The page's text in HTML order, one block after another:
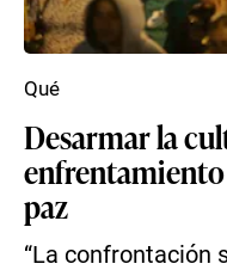
Desarmar la
enfrentamiento
paz
“La confrontación
Qué